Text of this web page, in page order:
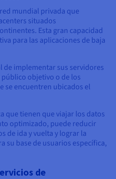
mundial privada que
situados
Esta gran capacidad
para las aplicaciones de baja
de implementar sus servidores
objetivo o de los
se encuentren ubicados el
que tienen que viajar los datos
optimizado, puede reducir
de ida y vuelta y lograr la
su base de usuarios específica,
de